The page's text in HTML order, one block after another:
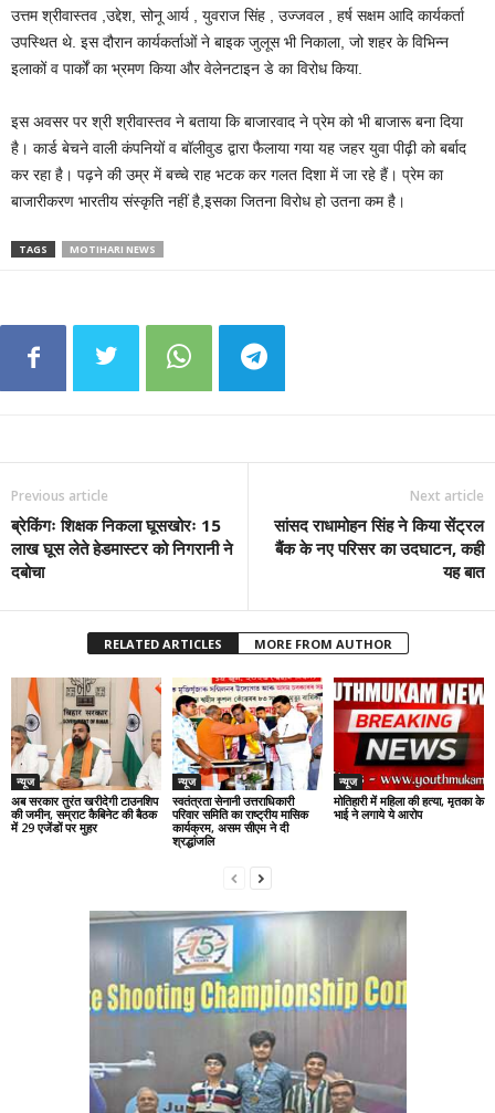
उत्तम श्रीवास्तव ,उद्देश, सोनू आर्य , युवराज सिंह , उज्जवल , हर्ष सक्षम आदि कार्यकर्ता
उपस्थित थे. इस दौरान कार्यकर्ताओं ने बाइक जुलूस भी निकाला, जो शहर के विभिन्न
इलाकों व पार्कों का भ्रमण किया और वेलेनटाइन डे का विरोध किया.
इस अवसर पर श्री श्रीवास्तव ने बताया कि बाजारवाद ने प्रेम को भी बाजारू बना दिया
है। कार्ड बेचने वाली कंपनियों व बॉलीवुड द्वारा फैलाया गया यह जहर युवा पीढ़ी को बर्बाद
कर रहा है। पढ़ने की उम्र में बच्चे राह भटक कर गलत दिशा में जा रहे हैं। प्रेम का
बाजारीकरण भारतीय संस्कृति नहीं है,इसका जितना विरोध हो उतना कम है।
TAGS MOTIHARI NEWS
Previous article
ब्रेकिंगः शिक्षक निकला घूसखोरः 15
लाख घूस लेते हेडमास्टर को निगरानी ने
दबोचा
Next article
सांसद राधामोहन सिंह ने किया सेंट्रल
बैंक के नए परिसर का उदघाटन, कही
यह बात
RELATED ARTICLES MORE FROM AUTHOR
न्यूज
अब सरकार तुरंत खरीदेगी टाउनशिप
की जमीन, सम्राट कैबिनेट की बैठक
में 29 एजेंडों पर मुहर
न्यूज
स्वतंत्रता सेनानी उत्तराधिकारी
परिवार समिति का राष्ट्रीय मासिक
कार्यक्रम, असम सीएम ने दी
श्रद्धांजलि
न्यूज
मोतिहारी में महिला की हत्या, मृतका के
भाई ने लगाये ये आरोप